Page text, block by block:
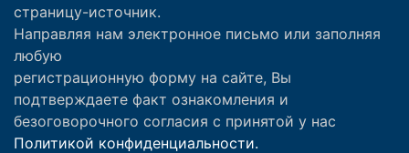
страницу-источник.
Направляя нам электронное письмо или заполняя
любую
регистрационную форму на сайте, Вы
подтверждаете факт ознакомления и
безоговорочного согласия с принятой у нас
Политикой конфиденциальности.